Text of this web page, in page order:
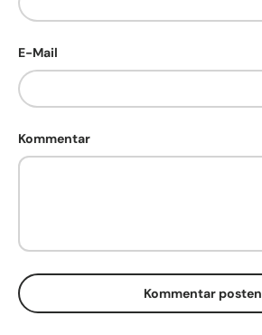
E-Mail
Kommentar
Kommentar posten